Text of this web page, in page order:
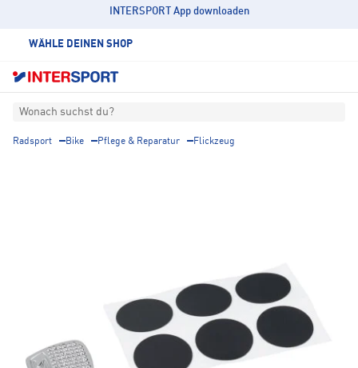
INTERSPORT App downloaden
WÄHLE DEINEN SHOP
Wonach suchst du?
Radsport Bike Pflege & Reparatur Flickzeug